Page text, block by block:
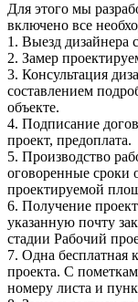
Для этого мы
включено все
1. Выезд дизайнера
2. Замер
3. Консультация
составлением
объекте.
4. Подписание
проект, предоплата.
5. Производство
оговоренные сроки
проектируемой
6. Получение
указанную почту
стадии Рабочий
7. Одна бесплатная
проекта. С
номеру листа и